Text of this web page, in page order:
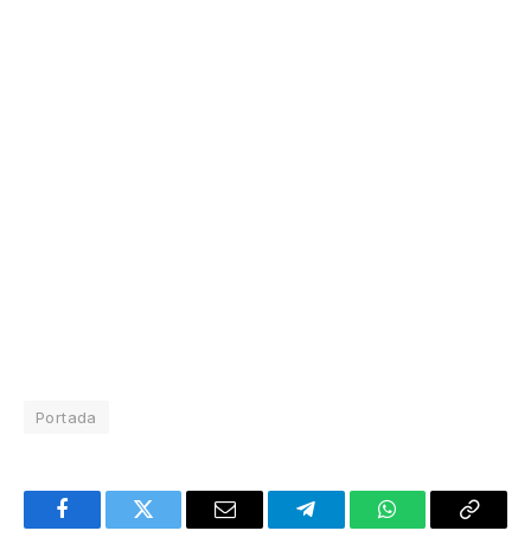
Portada
FacebookTwitter Email TelegramWhatsAppCopy